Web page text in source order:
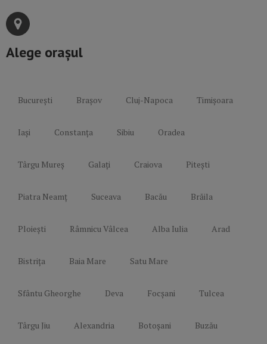
Alege orașul
București Brașov Cluj-Napoca Timișoara
Iași Constanța Sibiu Oradea
Târgu Mureș Galați Craiova Pitești
Piatra Neamț Suceava Bacău Brăila
Ploiești Râmnicu Vâlcea Alba Iulia Arad
Bistrița Baia Mare Satu Mare
Sfântu Gheorghe Deva Focșani Tulcea
Târgu Jiu Alexandria Botoșani Buzău